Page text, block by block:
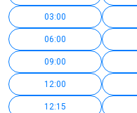
03:00
06:00
09:00
12:00
12:15